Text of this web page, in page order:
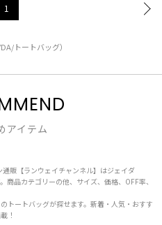
1
トートバッグ）
アイテム
販【ランウェイチャンネル】はジェイダ
商品カテゴリーの他、サイズ、価格、OFF率、
トートバッグが探せます。新着・人気・おすす
！